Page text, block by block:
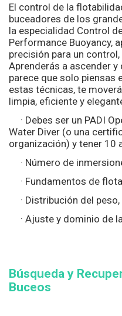
El control de la
buceadores de los
la especialidad Control
Performance Buoyancy,
precisión para un
Aprenderás a ascender
parece que solo piensas
estas técnicas, te
limpia, eficiente y
· Debes ser un PADI
Water Diver (o una
organización) y tener 10
· Número de
· Fundamentos de
· Distribución del
· Ajuste y dominio de
Búsqueda y
Buceos